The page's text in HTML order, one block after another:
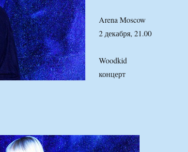
Arena Moscow
2 декабря, 21.00
Woodkid
концерт